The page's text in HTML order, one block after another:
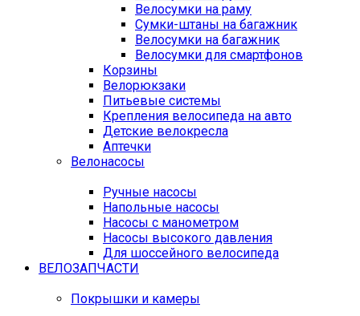
Велосумки на раму
Сумки-штаны на багажник
Велосумки на багажник
Велосумки для смартфонов
Корзины
Велорюкзаки
Питьевые системы
Крепления велосипеда на авто
Детские велокресла
Аптечки
Велонасосы
Ручные насосы
Напольные насосы
Насосы с манометром
Насосы высокого давления
Для шоссейного велосипеда
ВЕЛОЗАПЧАСТИ
Покрышки и камеры